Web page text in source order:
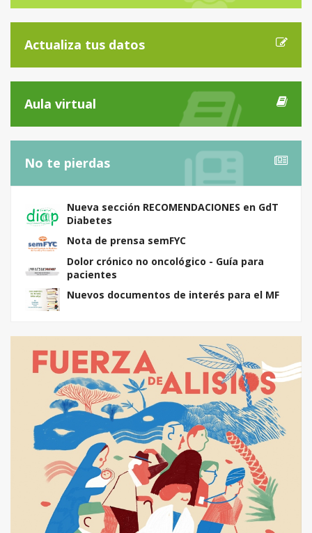
Actualiza tus datos
Aula virtual
No te pierdas
Nueva sección RECOMENDACIONES en GdT
Diabetes
Nota de prensa semFYC
Dolor crónico no oncológico - Guía para
pacientes
Nuevos documentos de interés para el MF